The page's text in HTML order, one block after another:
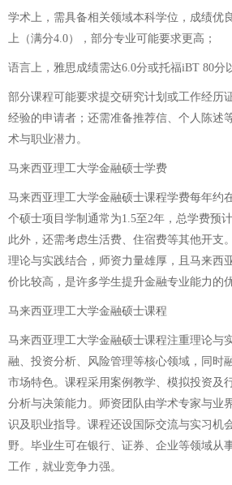
学术上，需具备相关领域本科学位，成绩优
上（满分4.0），部分专业可能要求更高；
语言上，雅思成绩需达6.0分或托福iBT 80分
部分课程可能要求提交研究计划或工作经历
经验的申请者；还需准备推荐信、个人陈述
术与职业潜力。
马来西亚理工大学金融硕士学费
马来西亚理工大学金融硕士课程学费每年约
个硕士项目学制通常为1.5至2年，总学费预
此外，还需考虑生活费、住宿费等其他开支
理论与实践结合，师资力量雄厚，且马来西
价比较高，是许多学生提升金融专业能力的优
马来西亚理工大学金融硕士课程
马来西亚理工大学金融硕士课程注重理论与
融、投资分析、风险管理等核心领域，同时
市场特色。课程采用案例教学、模拟投资及
分析与决策能力。师资团队由学术专家与业
识及职业指导。课程还设国际交流与实习机
野。毕业生可在银行、证券、企业等领域从
工作，就业竞争力强。